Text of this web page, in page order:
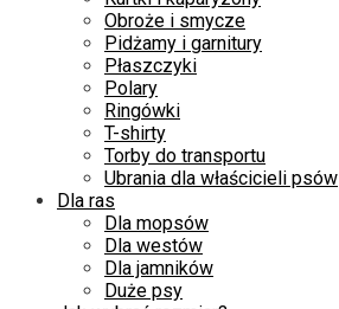
Obroże i smycze
Pidżamy i garnitury
Płaszczyki
Polary
Ringówki
T-shirty
Torby do transportu
Ubrania dla właścicieli psów
Dla ras
Dla mopsów
Dla westów
Dla jamników
Duże psy